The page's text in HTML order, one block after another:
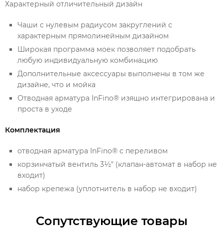
Характерный отличительный дизайн
Чаши с нулевым радиусом закруглений с
характерным прямолинейным дизайном
Широкая программа моек позволяет подобрать
любую индивидуальную комбинацию
Дополнительные аксессуары выполнены в том же
дизайне, что и мойка
Отводная арматура InFino® изящно интегрирована и
проста в уходе
Комплектация
отводная арматура InFino® с переливом
корзинчатый вентиль 3½" (клапан-автомат в набор не
входит)
набор крепежа (уплотнитель в набор не входит)
Сопутствующие товары